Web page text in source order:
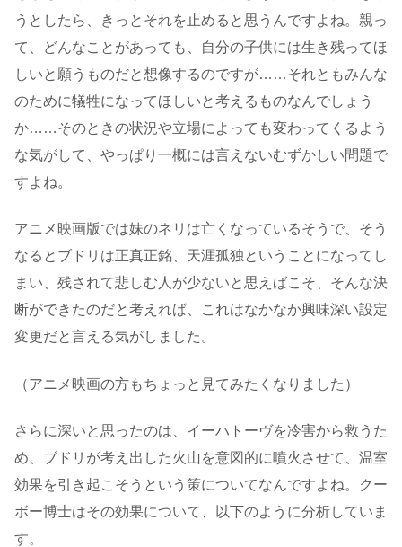
うとしたら、きっとそれを止めると思うんですよね。親っ
て、どんなことがあっても、自分の子供には生き残ってほ
しいと願うものだと想像するのですが……それともみんな
のために犠牲になってほしいと考えるものなんでしょう
か……そのときの状況や立場によっても変わってくるよう
な気がして、やっぱり一概には言えないむずかしい問題で
すよね。
アニメ映画版では妹のネリは亡くなっているそうで、そう
なるとブドリは正真正銘、天涯孤独ということになってし
まい、残されて悲しむ人が少ないと思えばこそ、そんな決
断ができたのだと考えれば、これはなかなか興味深い設定
変更だと言える気がしました。
（アニメ映画の方もちょっと見てみたくなりました）
さらに深いと思ったのは、イーハトーヴを冷害から救うた
め、ブドリが考え出した火山を意図的に噴火させて、温室
効果を引き起こそうという策についてなんですよね。クー
ボー博士はその効果について、以下のように分析していま
す。